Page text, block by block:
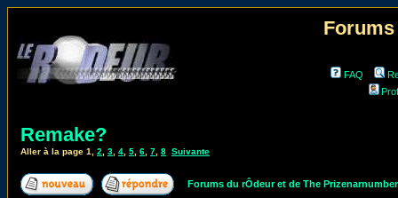
FAQ
Remake?
Aller à la page 1 2 3 4 5 6 7 8 Suivante
Forums du rÔdeur et de The